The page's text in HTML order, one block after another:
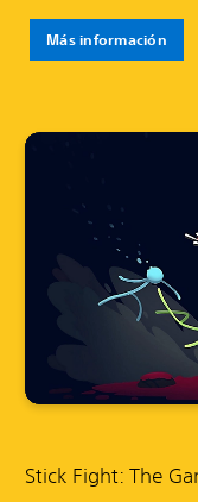
Más información
Stick Fight: The